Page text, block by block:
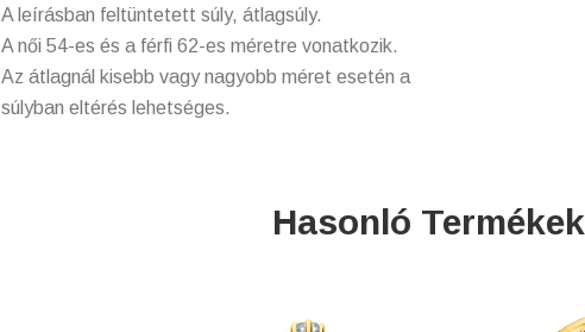
A leírásban feltüntetett súly, átlagsúly.
A női 54-es és a férfi 62-es méretre vonatkozik.
Az átlagnál kisebb vagy nagyobb méret esetén a
súlyban eltérés lehetséges.
Hasonló Termékek